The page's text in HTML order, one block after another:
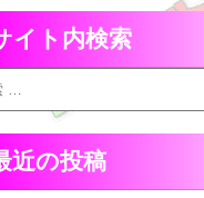
イト内検索
近の投稿